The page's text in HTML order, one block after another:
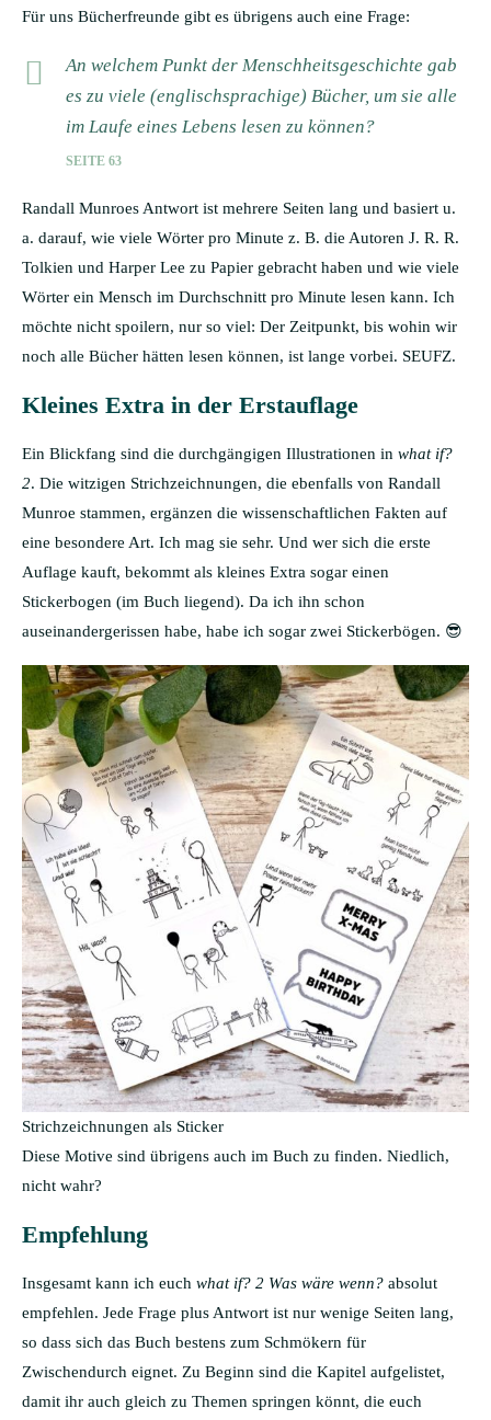
Für uns Bücherfreunde gibt es übrigens auch eine Frage:
An welchem Punkt der Menschheitsgeschichte gab
es zu viele (englischsprachige) Bücher, um sie alle
im Laufe eines Lebens lesen zu können?
SEITE 63
Randall Munroes Antwort ist mehrere Seiten lang und basiert u.
a. darauf, wie viele Wörter pro Minute z. B. die Autoren J. R. R.
Tolkien und Harper Lee zu Papier gebracht haben und wie viele
Wörter ein Mensch im Durchschnitt pro Minute lesen kann. Ich
möchte nicht spoilern, nur so viel: Der Zeitpunkt, bis wohin wir
noch alle Bücher hätten lesen können, ist lange vorbei. SEUFZ.
Kleines Extra in der Erstauflage
Ein Blickfang sind die durchgängigen Illustrationen in what if?
2. Die witzigen Strichzeichnungen, die ebenfalls von Randall
Munroe stammen, ergänzen die wissenschaftlichen Fakten auf
eine besondere Art. Ich mag sie sehr. Und wer sich die erste
Auflage kauft, bekommt als kleines Extra sogar einen
Stickerbogen (im Buch liegend). Da ich ihn schon
auseinandergerissen habe, habe ich sogar zwei Stickerbögen. 😎
Strichzeichnungen als Sticker
Diese Motive sind übrigens auch im Buch zu finden. Niedlich,
nicht wahr?
Empfehlung
Insgesamt kann ich euch what if? 2 Was wäre wenn? absolut
empfehlen. Jede Frage plus Antwort ist nur wenige Seiten lang,
so dass sich das Buch bestens zum Schmökern für
Zwischendurch eignet. Zu Beginn sind die Kapitel aufgelistet,
damit ihr auch gleich zu Themen springen könnt, die euch